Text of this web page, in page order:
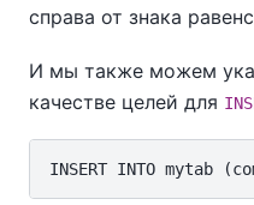
справа от знака
И мы также можем
качестве целей для